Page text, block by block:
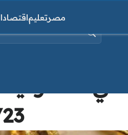
مصرتعليماقتصاد